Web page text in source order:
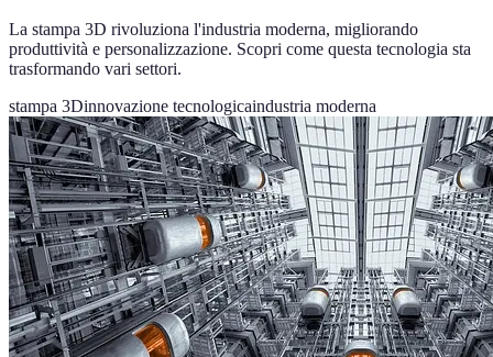
La stampa 3D rivoluziona l'industria moderna, migliorando
produttività e personalizzazione. Scopri come questa tecnologia sta
trasformando vari settori.
stampa 3Dinnovazione tecnologicaindustria moderna